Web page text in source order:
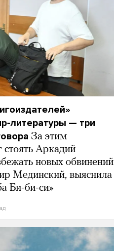
литературы — три
За этим
Аркадий
новых обвинений
Мединский, выяснила
Би-би-си»